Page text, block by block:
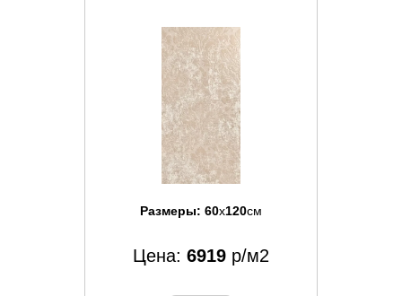
Размеры: 60x120см
Цена: 6919 р/м2